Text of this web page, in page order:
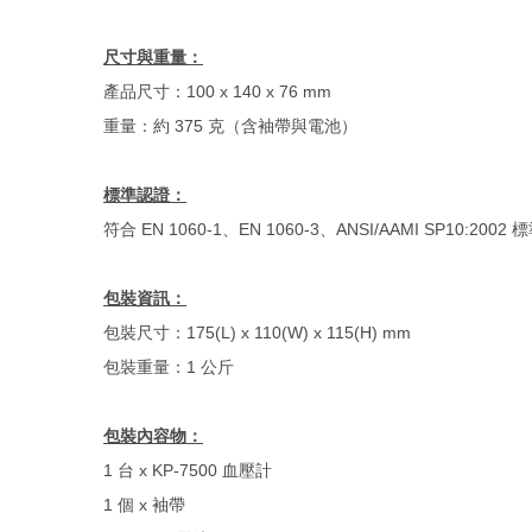
尺寸與重量：
產品尺寸：100 x 140 x 76 mm
重量：約 375 克（含袖帶與電池）
標準認證：
符合 EN 1060-1、EN 1060-3、ANSI/AAMI SP10:2002 標
包裝資訊：
包裝尺寸：175(L) x 110(W) x 115(H) mm
包裝重量：1 公斤
包裝內容物：
1 台 x KP-7500 血壓計
1 個 x 袖帶